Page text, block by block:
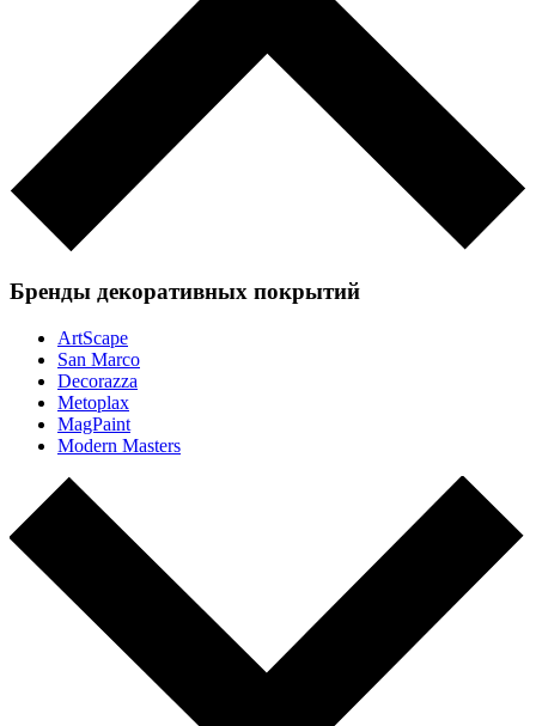
Бренды декоративных покрытий
ArtScape
San Marco
Decorazza
Metoplax
MagPaint
Modern Masters